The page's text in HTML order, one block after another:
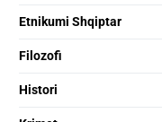
Etnikumi Shqiptar
Filozofi
Histori